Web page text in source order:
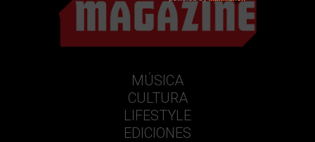
MÚSICA
CULTURA
LIFESTYLE
EDICIONES